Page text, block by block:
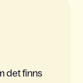
det finns